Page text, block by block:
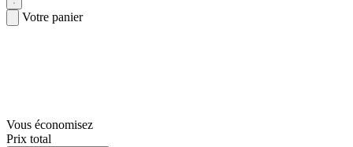
Votre panier
Vous économisez
Prix total